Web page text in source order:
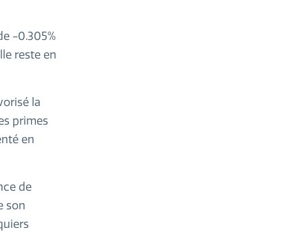
-0.305%
reste en
la
primes
en
de
son